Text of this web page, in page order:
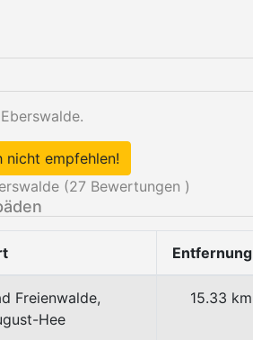
nicht empfehlen!
(27 Bewertungen )
Entfernung
Freienwalde,
Hee
15.33 km